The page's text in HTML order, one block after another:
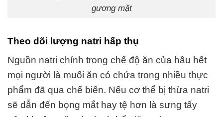
gương mặt
Theo dõi lượng natri hấp thụ
Nguồn natri chính trong chế độ ăn của hầu hết
mọi người là muối ăn có chứa trong nhiều thực
phẩm đã qua chế biến. Nếu cơ thể bị thừa natri
sẽ dẫn đến bọng mắt hay tệ hơn là sưng tấy